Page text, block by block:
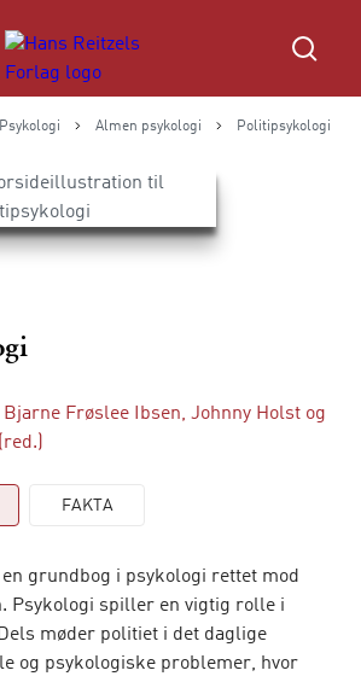
Psykologi Almen psykologi Politipsykologi
Bjarne Frøslee Ibsen, Johnny Holst og
(red.)
FAKTA
grundbog i psykologi rettet mod
Psykologi spiller en vigtig rolle i
møder politiet i det daglige
og psykologiske problemer, hvor